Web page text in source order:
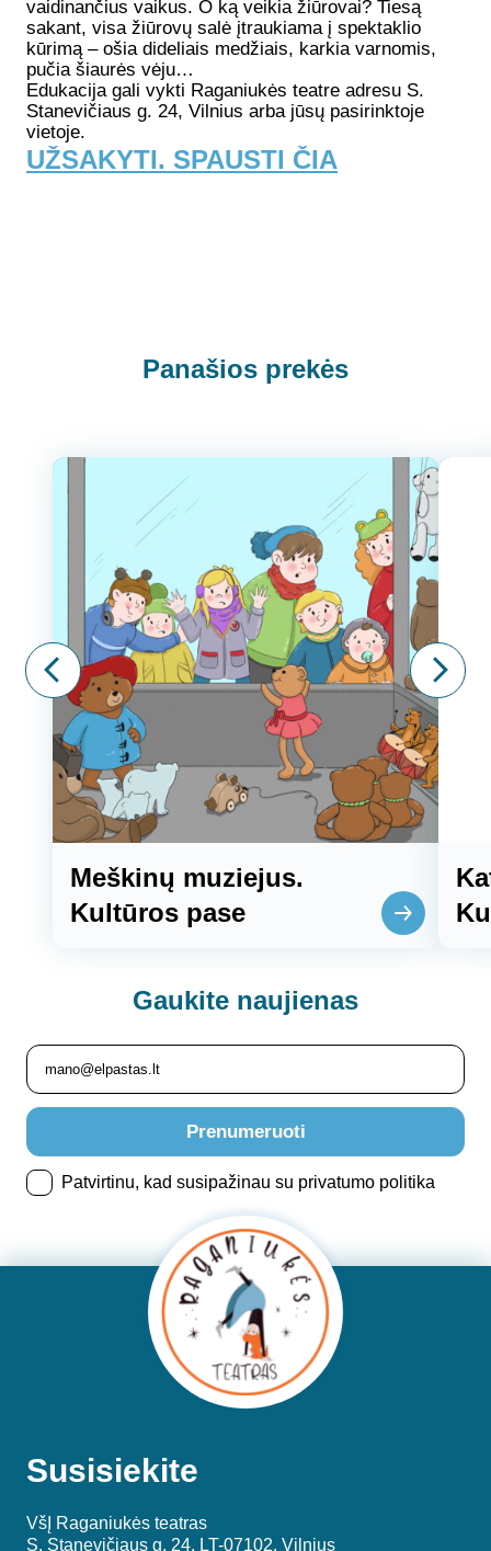
vaidinančius vaikus. O ką veikia žiūrovai? Tiesą
sakant, visa žiūrovų salė įtraukiama į spektaklio
kūrimą – ošia dideliais medžiais, karkia varnomis,
pučia šiaurės vėju…
Edukacija gali vykti Raganiukės teatre adresu S.
Stanevičiaus g. 24, Vilnius arba jūsų pasirinktoje
vietoje.
UŽSAKYTI. SPAUSTI ČIA
Panašios prekės
Meškinų muziejus.
Kultūros pase
Gaukite naujienas
Prenumeruoti
Patvirtinu, kad susipažinau su privatumo politika
Susisiekite
VšĮ Raganiukės teatras
S. Stanevičiaus g. 24, LT-07102, Vilnius